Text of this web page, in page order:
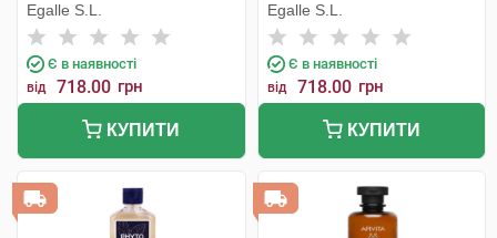
Egalle S.L.
Є в наявності
від 718.00 грн
КУПИТИ
Egalle S.L.
Є в наявності
від 718.00 грн
КУПИТИ